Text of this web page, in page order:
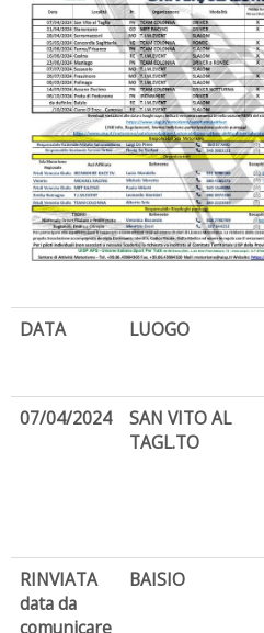
DATA LUOGO
07/04/2024
SAN VITO AL
TAGL.TO
RINVIATA
data da
comunicare
BAISIO